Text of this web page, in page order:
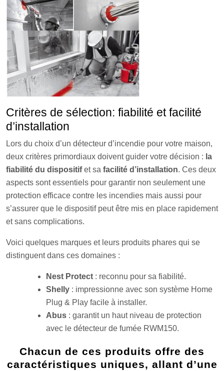
Critères de sélection: fiabilité et facilité
d’installation
Lors du choix d’un détecteur d’incendie pour votre maison,
deux critères primordiaux doivent guider votre décision : la
fiabilité du dispositifet sa facilité d’installation. Ces deux
aspects sont essentiels pour garantir non seulement une
protection efficace contre les incendies mais aussi pour
s’assurer que le dispositif peut être mis en place rapidement
et sans complications.
Voici quelques marques et leurs produits phares qui se
distinguent dans ces domaines :
Nest Protect : reconnu pour sa fiabilité.
Shelly : impressionne avec son système Home
Plug & Play facile à installer.
Abus : garantit un haut niveau de protection
avec le détecteur de fumée RWM150.
Chacun de ces produits offre des
caractéristiques uniques, allant d’une